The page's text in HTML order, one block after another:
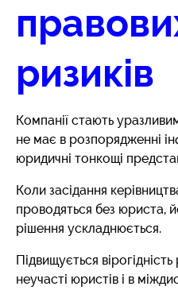
ризиків
Компанії стають
не має в розпорядженні
юридичні тонкощі
Коли засідання
проводяться без юриста,
рішення ускладнюється.
Підвищується
неучасті юристів і в